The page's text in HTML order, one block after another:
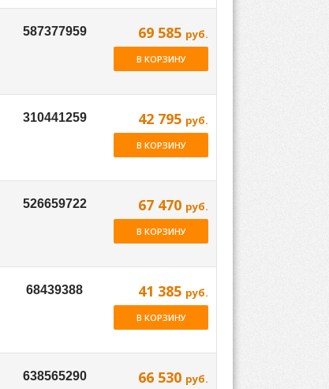
69 585 руб.
В КОРЗИНУ
42 795 руб.
В КОРЗИНУ
67 470 руб.
В КОРЗИНУ
41 385 руб.
В КОРЗИНУ
66 530 руб.